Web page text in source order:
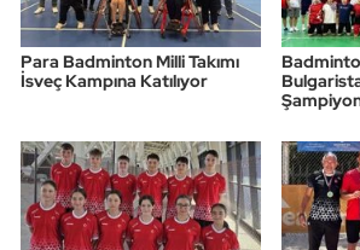
Para Badminton Milli Takımı
İsveç Kampına Katılıyor
Voleybol
Vücut Geliştirme Fitness
Wushu Kungfu
Yelken